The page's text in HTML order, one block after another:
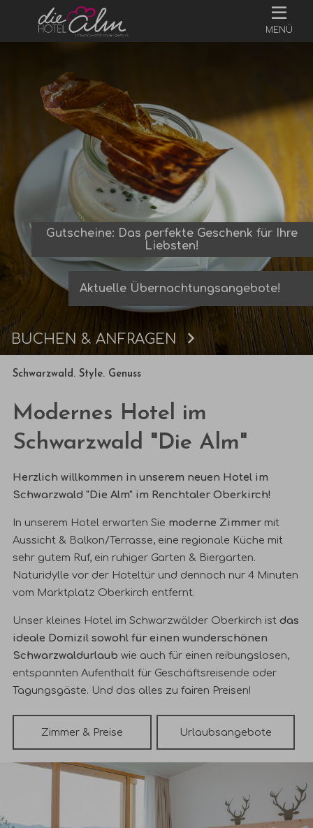
MENÜ
BUCHEN & ANFRAGEN Buchen
Gutscheine: Das perfekte Geschenk für Ihre
Liebsten!
Aktuelle Übernachtungsangebote!
Schwarzwald. Style. Genuss
Modernes Hotel im
Schwarzwald "Die Alm"
Herzlich willkommen in unserem neuen Hotel im
Schwarzwald "Die Alm" im Renchtaler Oberkirch!
In unserem Hotel erwarten Sie moderne Zimmer mit
Aussicht & Balkon/Terrasse, eine regionale Küche mit
sehr gutem Ruf, ein ruhiger Garten & Biergarten.
Naturidylle vor der Hoteltür und dennoch nur 4 Minuten
vom Marktplatz Oberkirch entfernt.
Unser kleines Hotel im Schwarzwälder Oberkirch istdas
ideale Domizil sowohl für einen wunderschönen
Schwarzwaldurlaub wie auch für einen reibungslosen,
entspannten Aufenthalt für Geschäftsreisende oder
Tagungsgäste. Und das alles zu fairen Preisen!
Zimmer & Preise Urlaubsangebote